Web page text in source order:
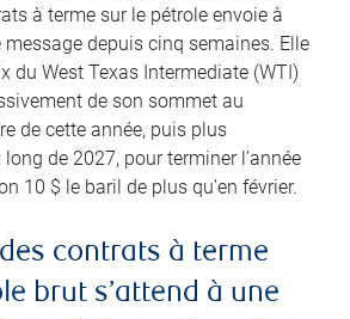
à terme sur le pétrole envoie à
message depuis cinq semaines. Elle
du West Texas Intermediate (WTI)
de son sommet au
de cette année, puis plus
de 2027, pour terminer l’année
10 $ le baril de plus qu’en février.
contrats à terme
brut s’attend à une